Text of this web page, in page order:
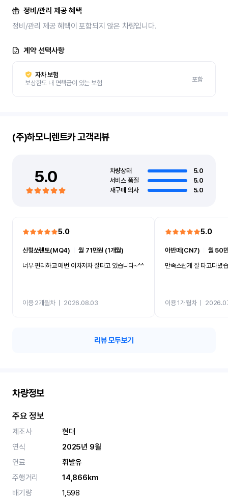
정비/관리 제공 혜택
정비/관리 제공 혜택이 포함되지 않은 차량입니다.
계약 선택사항
자차 보험
보상한도 내 면책금이 있는 보험
포함
(주)하모니렌트카고객리뷰
5.0 차량상태
5.0
서비스 품질
5.0
재구매 의사
5.0
5.0
신형쏘렌토(MQ4) ㅣ월 71만원 (1개월)
너무 편리하고 매번 이차저차 잘타고 있습니다~^^
이용 2개월차ㅣ 2026.08.03
5.0
아반떼(CN7)
월 50
만족스럽게 잘 타고다녔
이용 1개월차ㅣ
리뷰 모두보기
차량정보
주요 정보
제조사
현대
연식
2025년 9월
연료
휘발유
주행거리
14,866km
배기량
1,598